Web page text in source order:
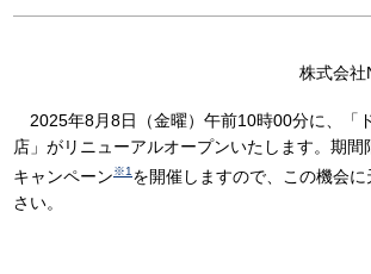
株式会社
2025年8月8日（金曜）午前10時00分に、「
店」がリニューアルオープンいたします。期間
キャンペーン※1 を開催しますので、この機会
さい。